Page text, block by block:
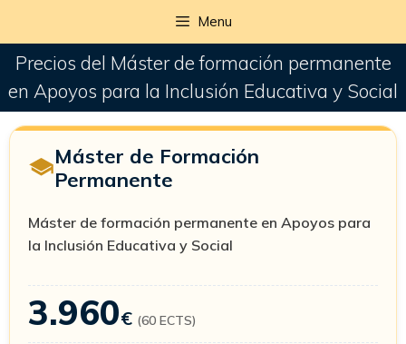
Menu
Precios del Máster de formación permanente
en Apoyos para la Inclusión Educativa y Social
Máster de Formación
Permanente
Máster de formación permanente en Apoyos para
la Inclusión Educativa y Social
3.960€ (60 ECTS)